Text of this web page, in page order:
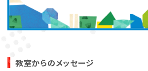
LITALICOワンダー
教室からのメッセージ
言語聴覚士
発達に凸凹
大学で非常
の養成。新